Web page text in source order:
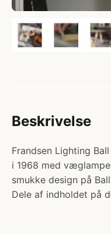
Beskrivelse
Frandsen Lighting
i 1968 med
smukke design på
Dele af indholdet på